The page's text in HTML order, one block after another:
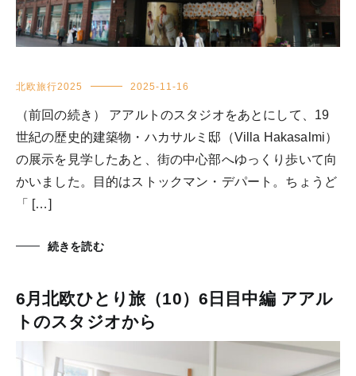
北欧旅行2025 2025-11-16
（前回の続き） アアルトのスタジオをあとにして、19
世紀の歴史的建築物・ハカサルミ邸（Villa Hakasalmi）
の展示を見学したあと、街の中心部へゆっくり歩いて向
かいました。目的はストックマン・デパート。ちょうど
「 […]
続きを読む
6月北欧ひとり旅（10）6日目中編 アアル
トのスタジオから